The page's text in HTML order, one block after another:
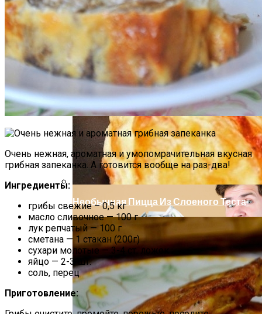
Как Повторно Использовать Воду
После Варки Риса
Почему Нельзя Вырывать Седые
Волосы И Как Замаскировать Седину
Без Окрашивания
Необычная Пицца Из Слоеного Теста
Очень нежная, ароматная и умопомрачительная вкусная
грибная запеканка. А готовится вообще на раз-два!
Ингредиенты:
грибы свежие – 0,5 кг
масло сливочное — 100 г
лук репчатый — 100 г
сметана — 1 стакан (200г)
сухари молотые — 3-4 ст. ложек
яйцо — 2-3 шт.
соль, перец
Приготовление: